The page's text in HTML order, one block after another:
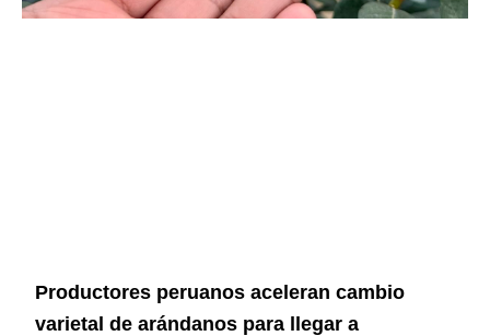
Productores peruanos aceleran cambio
varietal de arándanos para llegar a